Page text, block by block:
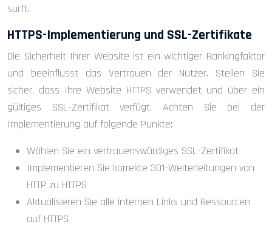
surft.
HTTPS-Implementierung und SSL-Zertifikate
Die Sicherheit Ihrer Website ist ein wichtiger Rankingfaktor
und beeinflusst das Vertrauen der Nutzer. Stellen Sie
sicher, dass Ihre Website HTTPS verwendet und über ein
gültiges SSL-Zertifikat verfügt. Achten Sie bei der
Implementierung auf folgende Punkte:
Wählen Sie ein vertrauenswürdiges SSL-Zertifikat
Implementieren Sie korrekte 301-Weiterleitungen von
HTTP zu HTTPS
Aktualisieren Sie alle internen Links und Ressourcen
auf HTTPS